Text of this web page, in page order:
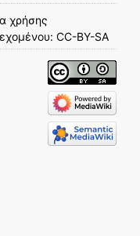
χρήσης
CC-BY-SA